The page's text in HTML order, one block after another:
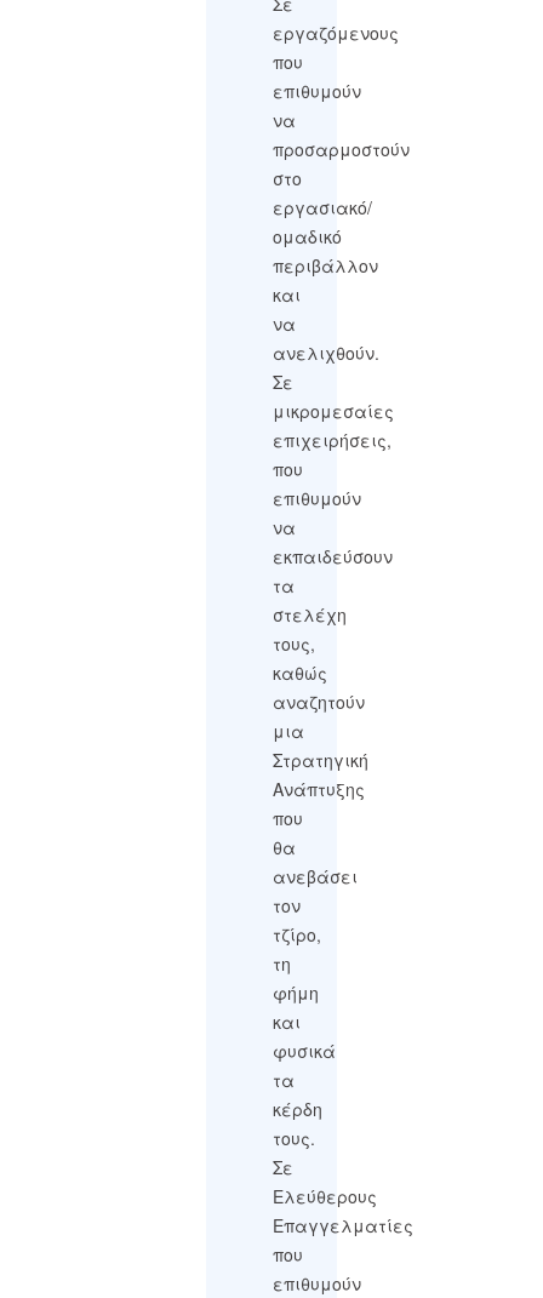
εργαζόμενους
που
επιθυμούν
να
προσαρμοστούν
στο
εργασιακό/
ομαδικό
περιβάλλον
και
να
ανελιχθούν.
Σε
μικρομεσαίες
επιχειρήσεις,
που
επιθυμούν
να
εκπαιδεύσουν
τα
στελέχη
τους,
καθώς
αναζητούν
μια
Στρατηγική
Ανάπτυξης
που
θα
ανεβάσει
τον
τζίρο,
τη
φήμη
και
φυσικά
τα
κέρδη
τους.
Σε
Ελεύθερους
Επαγγελματίες
που
επιθυμούν